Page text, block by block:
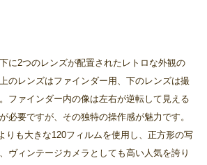
に2つのレンズが配置されたレトロな外観の
のレンズはファインダー用、下のレンズは撮
ファインダー内の像は左右が逆転して見える
必要ですが、その独特の操作感が魅力です。
りも大きな120フィルムを使用し、正方形の写
ヴィンテージカメラとしても高い人気を誇り